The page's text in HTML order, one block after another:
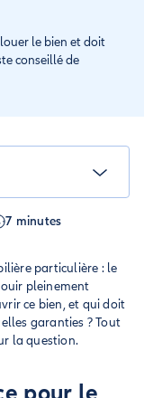
le bien et doit
conseillé de
7 minutes
particulière : le
pleinement
ce bien, et qui doit
garanties ? Tout
la question.